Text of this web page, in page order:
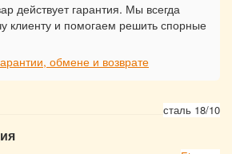
сталь 18/10
действует гарантия. Мы всегда
клиенту и помогаем решить спорные
обмене и возврате